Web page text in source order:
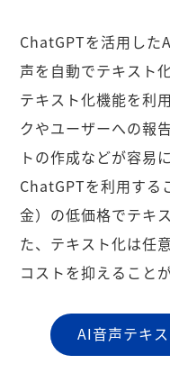
ChatGPTを活用した
声を自動でテキスト
テキスト化機能を利
クやユーザーへの報
トの作成などが容易
ChatGPTを利用する
金）の低価格でテキ
た、テキスト化は任
コストを抑えること
AI音声テキ